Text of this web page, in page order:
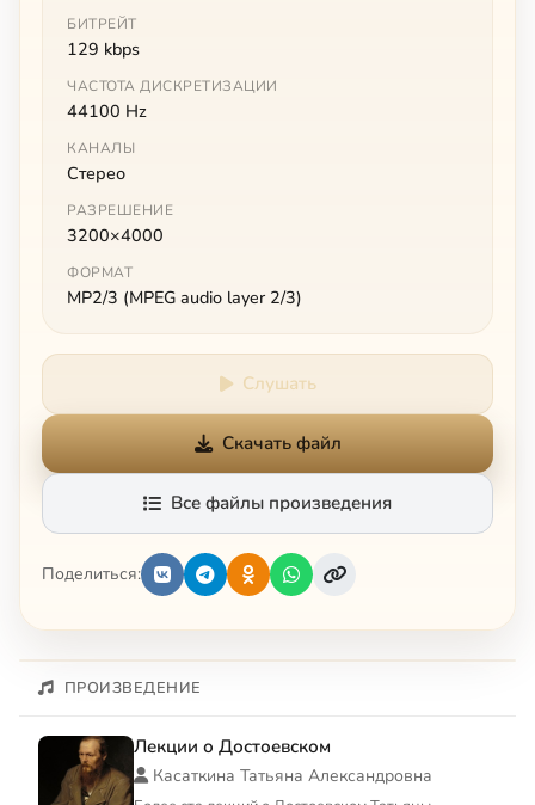
БИТРЕЙТ
129 kbps
ЧАСТОТА ДИСКРЕТИЗАЦИИ
44100 Hz
КАНАЛЫ
Стерео
РАЗРЕШЕНИЕ
3200×4000
ФОРМАТ
MP2/3 (MPEG audio layer 2/3)
Слушать
Скачать файл
Все файлы произведения
Поделиться:
ПРОИЗВЕДЕНИЕ
Лекции о Достоевском
Касаткина Татьяна Александровна